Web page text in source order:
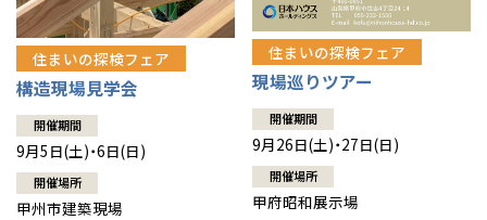
住まいの探検フェア
構造現場見学会
開催期間
9月5日(土)・6日(日)
開催場所
甲州市建築現場
住まいの探検フェア
現場巡りツアー
開催期間
9月26日(土)・27日(日)
開催場所
甲府昭和展示場